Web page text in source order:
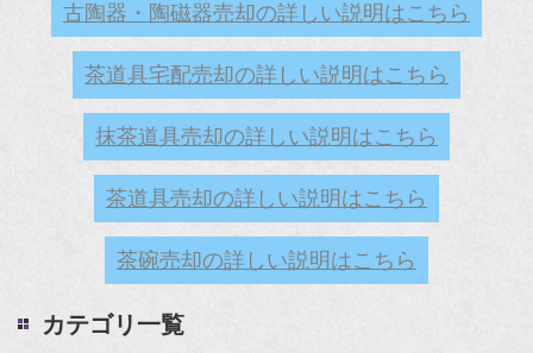
古陶器・陶磁器売却の詳しい説明はこちら
茶道具宅配売却の詳しい説明はこちら
抹茶道具売却の詳しい説明はこちら
茶道具売却の詳しい説明はこちら
茶碗売却の詳しい説明はこちら
カテゴリ一覧